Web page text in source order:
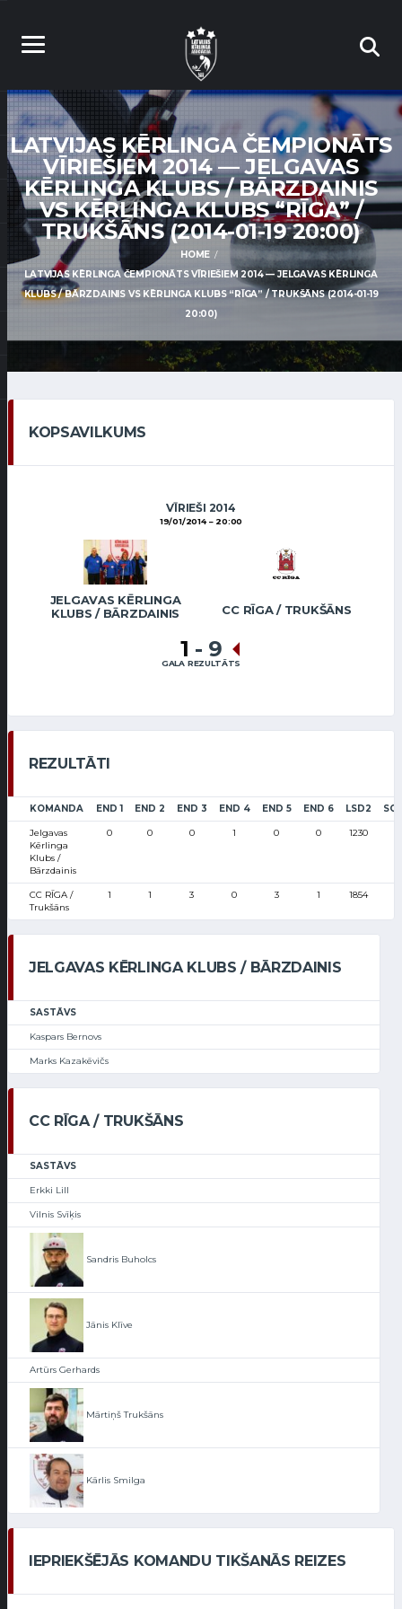
LATVIJAS KĒRLINGA ČEMPIONĀTS
VĪRIEŠIEM 2014 — JELGAVAS
KĒRLINGA KLUBS / BĀRZDAINIS
VS KĒRLINGA KLUBS “RĪGA” /
TRUKŠĀNS (2014-01-19 20:00)
HOME
LATVIJAS KĒRLINGA ČEMPIONĀTS VĪRIEŠIEM 2014 — JELGAVAS KĒRLINGA
KLUBS / BĀRZDAINIS VS KĒRLINGA KLUBS “RĪGA” / TRUKŠĀNS (2014-01-19
20:00)
KOPSAVILKUMS
VĪRIEŠI 2014
19/01/2014 20:00
JELGAVAS KĒRLINGA
KLUBS / BĀRZDAINIS
CC RĪGA / TRUKŠĀNS
1 - 9
GALA REZULTĀTS
REZULTĀTI
KOMANDA END 1 END 2 END 3 END 4 END 5 END 6 LSD2
Jelgavas
Kērlinga
Klubs /
Bārzdainis
0 0 0 1 0 0 1230
CC RĪGA /
Trukšāns
1 1 3 0 3 1 1854
JELGAVAS KĒRLINGA KLUBS / BĀRZDAINIS
SASTĀVS
Kaspars Bernovs
Marks Kazakēvičs
CC RĪGA / TRUKŠĀNS
SASTĀVS
Erkki Lill
Vilnis Svīķis
Sandris Buholcs
Jānis Klīve
Artūrs Gerhards
Mārtiņš Trukšāns
Kārlis Smilga
IEPRIEKŠĒJĀS KOMANDU TIKŠANĀS REIZES